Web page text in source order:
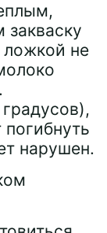
не
нарушен.